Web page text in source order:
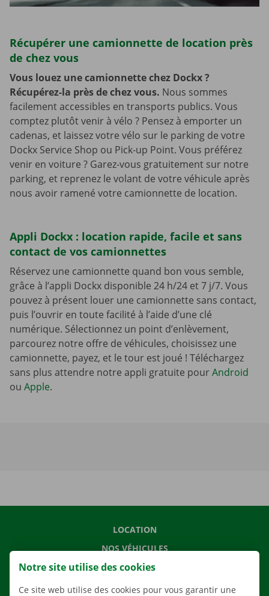
Récupérer une camionnette de location près
de chez vous
Vous louez une camionnette chez Dockx ?
Récupérez-la près de chez vous. Nous sommes
facilement accessibles en transports publics. Vous
comptez plutôt venir à vélo ? Pensez à emporter un
cadenas, et laissez votre vélo sur le parking de votre
Dockx Service Shop ou Pick-up Point. Vous préférez
venir en voiture ? Garez-vous gratuitement sur notre
parking, et reprenez le volant de votre véhicule après
nous avoir ramené votre camionnette de location.
Appli Dockx : location rapide, facile et sans
contact de vos camionnettes
Réservez une camionnette quand bon vous semble,
grâce à l’appli Dockx disponible 24 h/24 et 7 j/7. Vous
pouvez à présent louer une camionnette sans contact,
puis l’ouvrir en toute facilité à l’aide d’une clé
numérique. Sélectionnez un point d’enlèvement,
parcourez notre offre de véhicules, choisissez une
camionnette, payez, et le tour est joué ! Téléchargez
sans plus attendre notre appli gratuite pourAndroid
ou Apple.
LOCATION
NOS VÉHICULES
NOS SERVICES
AGENCES
Notre site utilise des cookies
Ce site web utilise des cookies pour vous garantir une